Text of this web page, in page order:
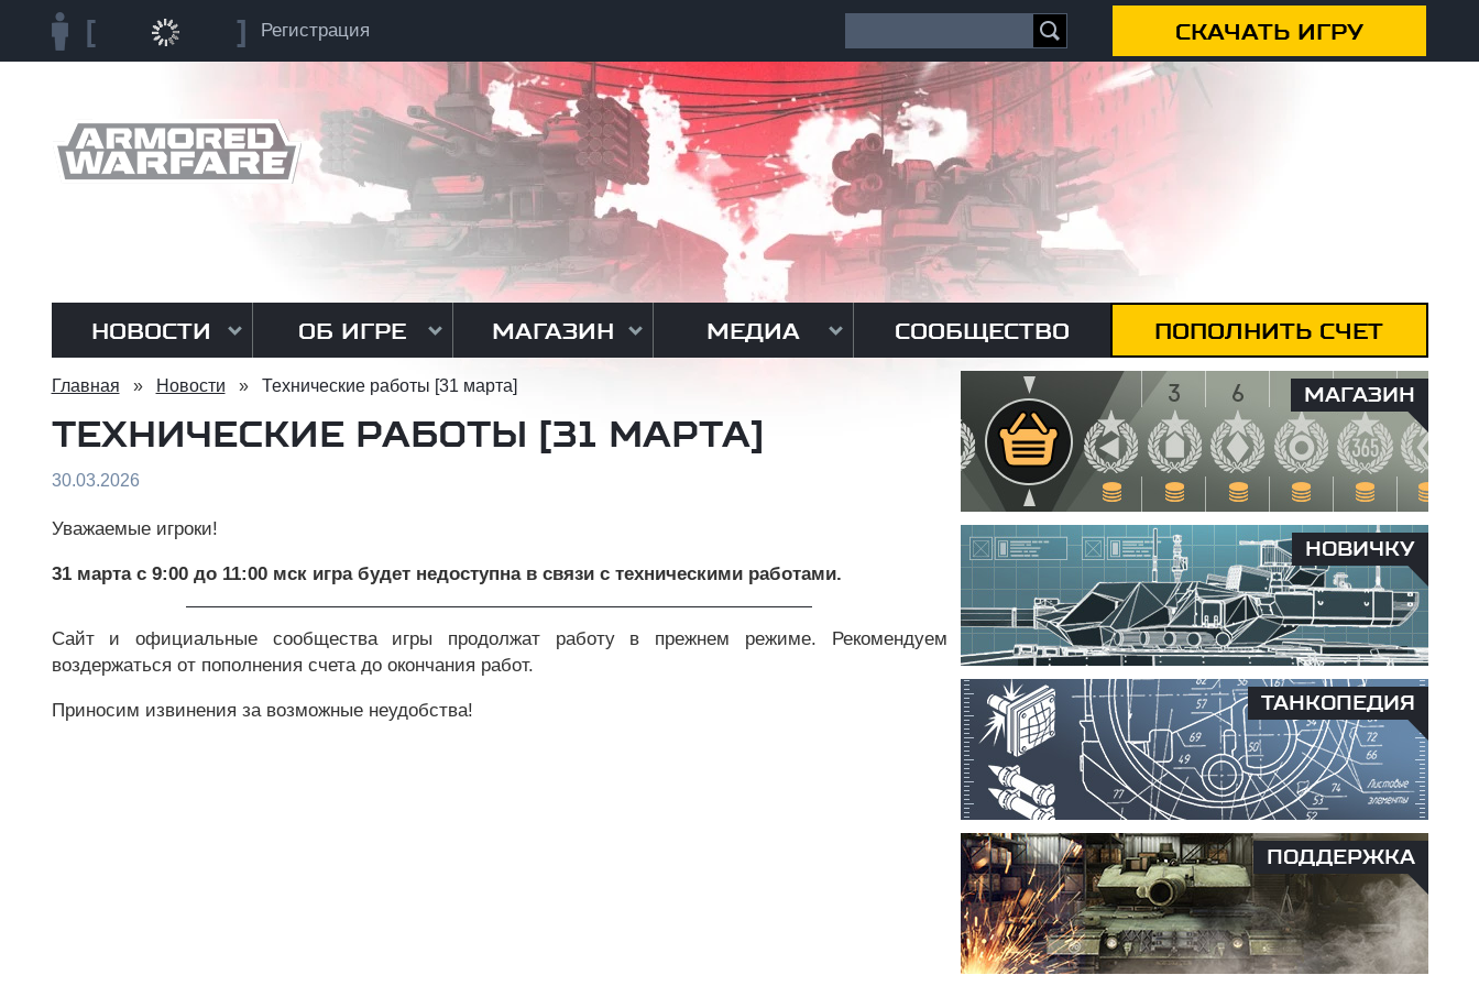
Регистрация СКАЧАТЬ ИГРУ
НОВОСТИ ОБ ИГРЕ МАГАЗИН МЕДИА СООБЩЕСТВО ПОПОЛНИТЬ СЧЕТ
Главная » Новости » Технические работы [31 марта]
ТЕХНИЧЕСКИЕ РАБОТЫ [31 МАРТА]
30.03.2026
Уважаемые игроки!
31 марта с 9:00 до 11:00 мск игра будет недоступна в связи с техническими работами.
Сайт и официальные сообщества игры продолжат работу в прежнем режиме. Рекомендуем
воздержаться от пополнения счета до окончания работ.
Приносим извинения за возможные неудобства!
МАГАЗИН
НОВИЧКУ
ТАНКОПЕДИЯ
ПОДДЕРЖКА